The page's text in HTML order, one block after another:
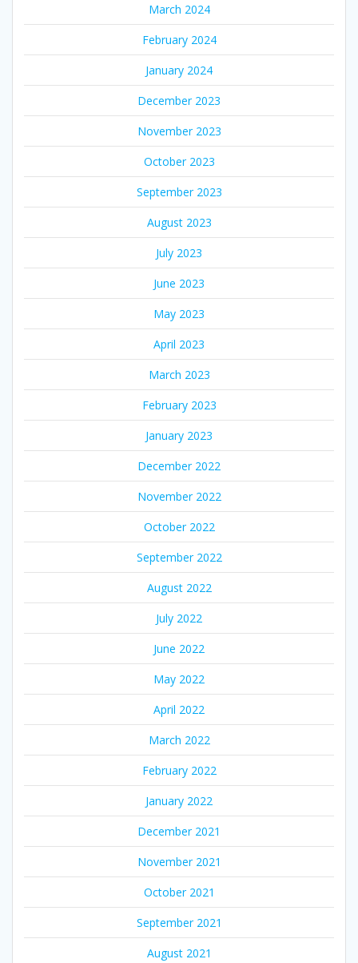
March 2024
February 2024
January 2024
December 2023
November 2023
October 2023
September 2023
August 2023
July 2023
June 2023
May 2023
April 2023
March 2023
February 2023
January 2023
December 2022
November 2022
October 2022
September 2022
August 2022
July 2022
June 2022
May 2022
April 2022
March 2022
February 2022
January 2022
December 2021
November 2021
October 2021
September 2021
August 2021